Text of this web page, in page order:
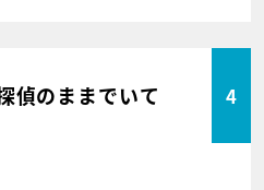
偵のままでいて 4